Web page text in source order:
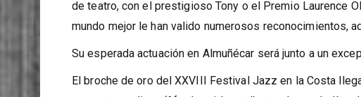
internacional, que no solo ha recibido multitud de
de teatro, con el prestigioso Tony o el Premio Laurence
mundo mejor le han valido numerosos reconocimientos,
Su esperada actuación en Almuñécar será junto a un